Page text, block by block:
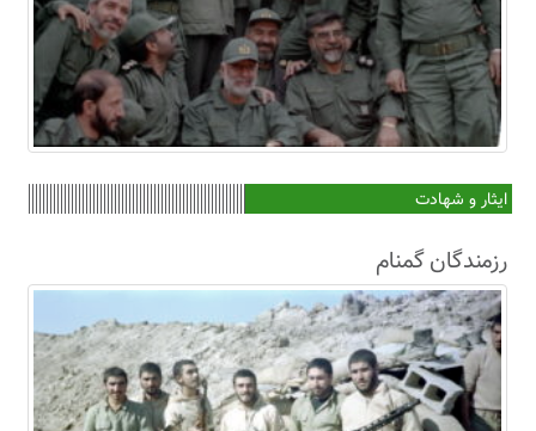
ایثار و شهادت
رزمندگان گمنام